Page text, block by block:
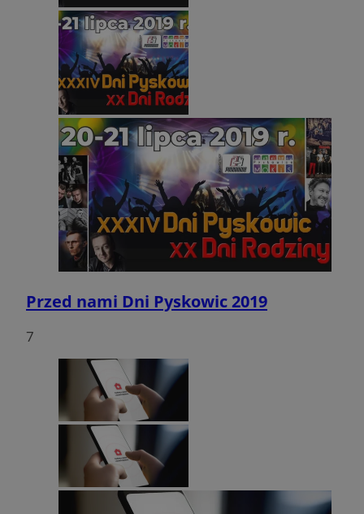
Przed nami Dni Pyskowic 2019
7